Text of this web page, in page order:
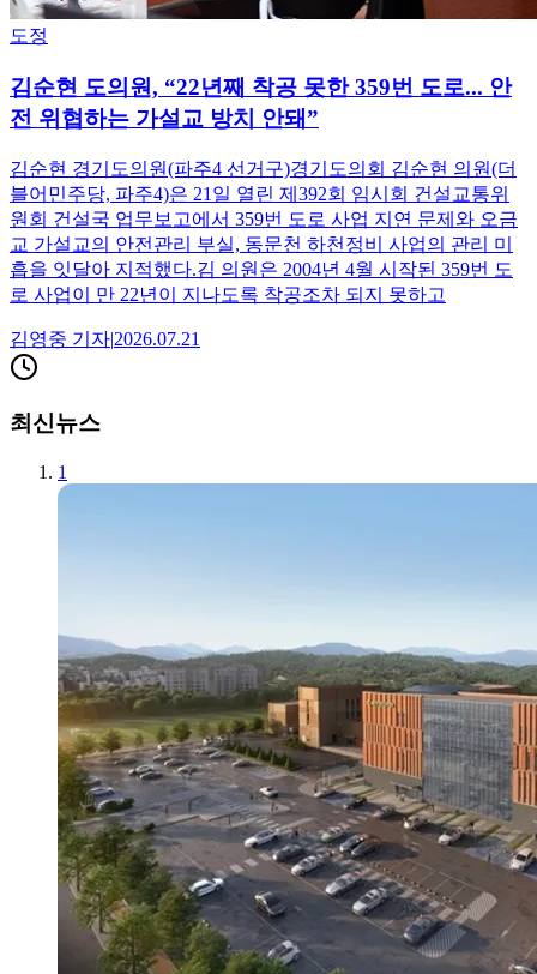
도정
김순현 도의원, “22년째 착공 못한 359번 도로... 안
전 위협하는 가설교 방치 안돼”
김순현 경기도의원(파주4 선거구)경기도의회 김순현 의원(더
블어민주당, 파주4)은 21일 열린 제392회 임시회 건설교통위
원회 건설국 업무보고에서 359번 도로 사업 지연 문제와 오금
교 가설교의 안전관리 부실, 동문천 하천정비 사업의 관리 미
흡을 잇달아 지적했다.김 의원은 2004년 4월 시작된 359번 도
로 사업이 만 22년이 지나도록 착공조차 되지 못하고
김영중 기자|2026.07.21
최신뉴스
1